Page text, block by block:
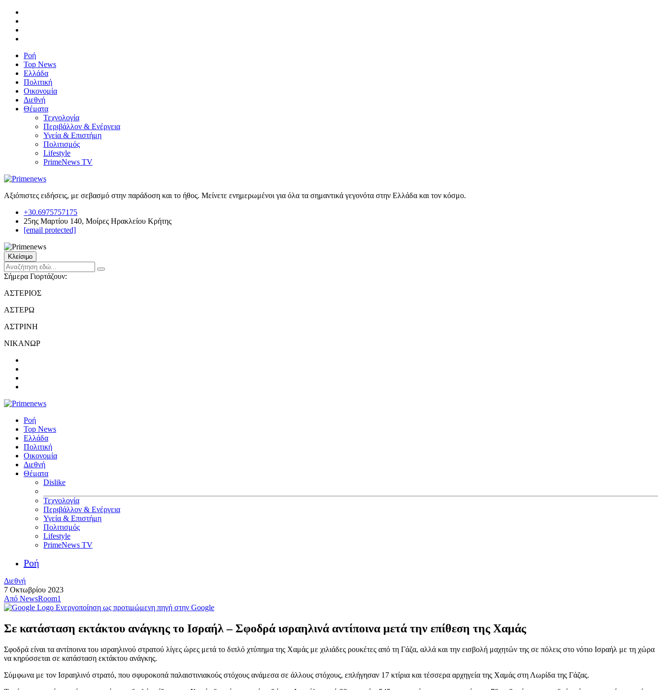
Ροή
Top News
Ελλάδα
Πολιτική
Οικονομία
Διεθνή
Θέματα
Τεχνολογία
Περιβάλλον & Ενέργεια
Υγεία & Επιστήμη
Πολιτισμός
Lifestyle
PrimeNews TV
Αξιόπιστες ειδήσεις, με σεβασμό στην παράδοση και το ήθος. Μείνετε ενημερωμένοι για όλα τα σημαντικά γεγονότα στην Ελλάδα και τον κόσμο.
+30.6975757175
25ης Μαρτίου 140, Μοίρες Ηρακλείου Κρήτης
[email protected]
Κλείσιμο
Σήμερα Γιορτάζουν:
ΑΣΤΕΡΙΟΣ
ΑΣΤΕΡΩ
ΑΣΤΡΙΝΗ
ΝΙΚΑΝΩΡ
Ροή
Top News
Ελλάδα
Πολιτική
Οικονομία
Διεθνή
Θέματα
Dislike
Τεχνολογία
Περιβάλλον & Ενέργεια
Υγεία & Επιστήμη
Πολιτισμός
Lifestyle
PrimeNews TV
Ροή
Διεθνή
7 Οκτωβρίου 2023
Από NewsRoom1
Ενεργοποίηση ως προτιμώμενη πηγή στην Google
Σε κατάσταση εκτάκτου ανάγκης το Ισραήλ – Σφοδρά ισραηλινά αντίποινα μετά την επίθεση της Χαμάς
Σφοδρά είναι τα αντίποινα του ισραηλινού στρατού λίγες ώρες μετά το διπλό χτύπημα της Χαμάς με χιλιάδες ρουκέτες από τη Γάζα, αλλά και την εισβολή μαχητών της σε πόλεις στο νότιο Ισραήλ με τη χώρα
να κηρύσσεται σε κατάσταση εκτάκτου ανάγκης.
Σύμφωνα με τον Ισραηλινό στρατό, που σφυροκοπά παλαιστινιακούς στόχους ανάμεσα σε άλλους στόχους, επλήγησαν 17 κτίρια και τέσσερα αρχηγεία της Χαμάς στη Λωρίδα της Γάζας.